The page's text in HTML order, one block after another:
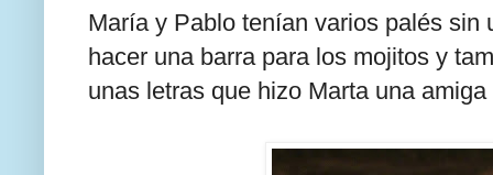
María y Pablo tenían varios palés
hacer una barra para los mojitos y
unas letras que hizo Marta una